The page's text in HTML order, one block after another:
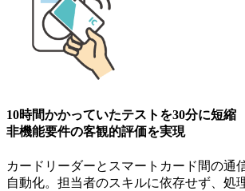
10時間かかっていたテストを30分に短縮
非機能要件の客観的評価を実現
カードリーダーとスマートカード間の通
自動化。担当者のスキルに依存せず、処